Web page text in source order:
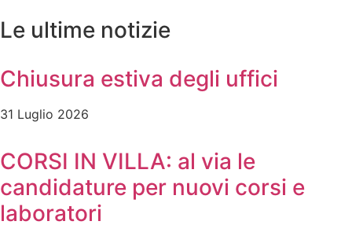
Le ultime notizie
Chiusura estiva degli uffici
31 Luglio 2026
CORSI IN VILLA: al via le
candidature per nuovi corsi e
laboratori